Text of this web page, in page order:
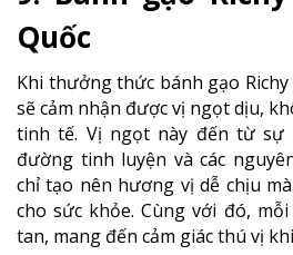
Quốc
Khi thưởng thức bánh gạo
sẽ cảm nhận được vị ngọt dịu,
tinh tế. Vị ngọt này đến từ sự
đường tinh luyện và các
chỉ tạo nên hương vị dễ chịu
cho sức khỏe. Cùng với đó,
tan, mang đến cảm giác thú vị